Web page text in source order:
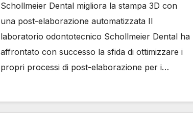
Schollmeier Dental migliora la stampa 3D con
una post-elaborazione automatizzata Il
laboratorio odontotecnico Schollmeier Dental ha
affrontato con successo la sfida di ottimizzare i
propri processi di post-elaborazione per i…